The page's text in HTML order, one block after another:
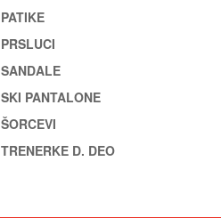
PATIKE
PRSLUCI
SANDALE
SKI PANTALONE
ŠORCEVI
TRENERKE D. DEO